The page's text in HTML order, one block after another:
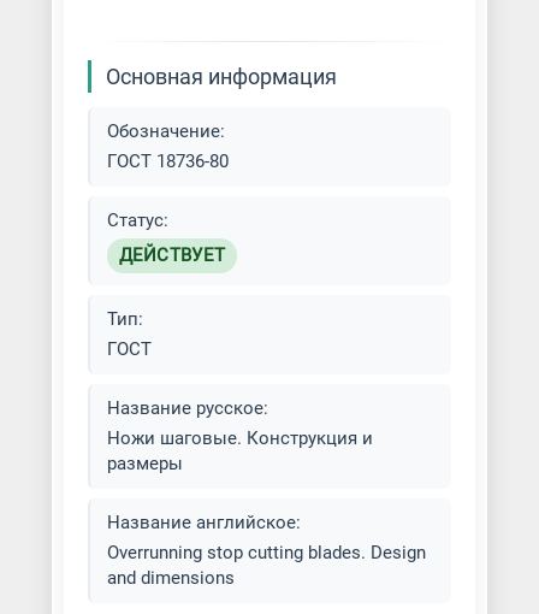
Основная информация
Обозначение:
ГОСТ 18736-80
Статус:
ДЕЙСТВУЕТ
Тип:
ГОСТ
Название русское:
Ножи шаговые. Конструкция и
размеры
Название английское:
Overrunning stop cutting blades. Design
and dimensions